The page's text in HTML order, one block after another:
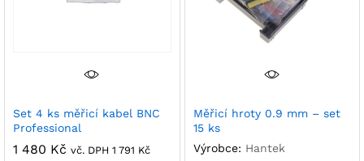
Set 4 ks měřicí kabel BNC
Professional
1 480 Kč vč. DPH 1 791 Kč
Měřicí hroty 0.9 mm – set
15 ks
Výrobce: Hantek